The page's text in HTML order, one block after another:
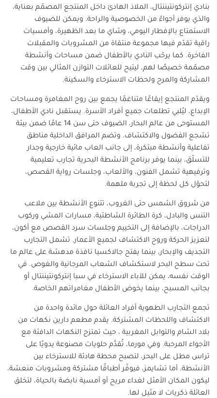
بنادي إنتركونتيننتال، الملاذ الهادئ داخل المنتجع المصمّم بعناية،
والذي يوفر أجواءً من الخصوصية والراحة. ويمكن للضيوف
الاستمتاع بالإفطار اليومي، وشاي ما بعد الظهيرة، وأمسيات
راقية تقدّم فيها مجموعة منتقاة من المشروبات والمقبلات
الفاخرة. كما يرحّب النادي بالأطفال ضمن مساحات وأنشطة
مصمّمة خصيصًا لهم، ليتيح للعائلات التوازن المثالي بين وقت
المشاركة والمرح ولحظات الاسترخاء والسكينة.
ويقدّم المنتجع إيقاعًا متناغمًا يجمع بين روح المغامرة ومساحات
الإبداع، ليُلبي تطلعات جميع أفراد الأسرة. يستقبل نادي الأطفال،
المستوحى من عالم البحار، الضيوف حتى سن 14 عامًا ضمن بيئة
تشجع الفضول والاكتشاف. وتضم المرافق الداخلية مناطق
تفاعلية وأنشطة مبتكرة، إلى جانب العاب مائية خارجية وجدار
للتسلّق، بينما يوفر برنامج الأنشطة البحرية تجارب تعليمية
وترفيهية تشمل الفنون، والألعاب، وجلسات رواية القصص،
لتحوّل كل لحظة إلى تجربة ملهمة.
من شروق الشمس حتى الغروب، تتنوع الأنشطة بين ملاعب
التنس والبادل، كرة الطائرة الشاطئية، مسارات المشي وركوب
الدراجات، بالإضافة إلى التخييم وجلسات سرد القصص مع أكون،
لتعزيز الحركة وروح الاكتشاف لجميع الأعمار. تشمل التجارب
التجديف والإبحار، بينما يفتح جالاكسيا نافذة مدهشة على عالم ما
تحت سطح البحر لاستكشاف الشعاب المرجانية والغوص. في
الوقت نفسه، يمكن للآباء الاسترخاء في سبا إنتركونتيننتال أو
بجانب المسبح، بينما يخوض الأطفال مغامراتهم الخاصة.
تجمع التجارب الطهوية أفراد العائلة حول مائدة واحدة من
الاكتشاف واللحظات المشتركة. يقدم مطعم دارين نكهات من
بلاد الشام والتوابل المغربية ، حيث تمتزج النكهات الدافئة مع
الأجواء المرحبة. وفي مورما، تُقدَّم حلويات مصنوعة يدويًا على
تراس مطل على البحر، لتصبح محطة هادئة للاسترخاء بين
الأنشطة. أما تشايمز، فيوفّر أطباقًا مشتركة ومشروبات منعشة،
ليكون المكان الأمثل لغداء مريح أو أمسية نابضة بالحياة، لتخلق
العائلة ذكريات لا مثيل لها.